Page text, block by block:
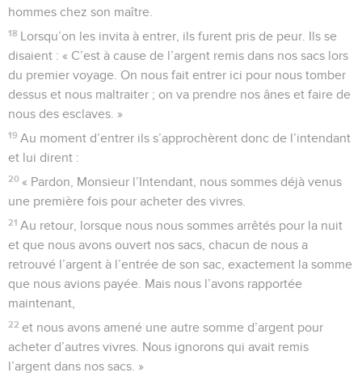
hommes chez son maître.
18 Lorsqu’on les invita à entrer, ils furent pris de peur. Ils se
disaient : « C’est à cause de l’argent remis dans nos sacs lors
du premier voyage. On nous fait entrer ici pour nous tomber
dessus et nous maltraiter ; on va prendre nos ânes et faire de
nous des esclaves. »
19 Au moment d’entrer ils s’approchèrent donc de l’intendant
et lui dirent :
20 « Pardon, Monsieur l’Intendant, nous sommes déjà venus
une première fois pour acheter des vivres.
21 Au retour, lorsque nous nous sommes arrêtés pour la nuit
et que nous avons ouvert nos sacs, chacun de nous a
retrouvé l’argent à l’entrée de son sac, exactement la somme
que nous avions payée. Mais nous l’avons rapportée
maintenant,
22 et nous avons amené une autre somme d’argent pour
acheter d’autres vivres. Nous ignorons qui avait remis
l’argent dans nos sacs. »